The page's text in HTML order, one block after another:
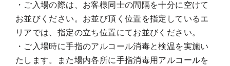
・ご入場の際は、お客様同士の間隔を十分に空けて
お並びください。お並び頂く位置を指定しているエ
リアでは、指定の立ち位置にてお並びください。
・ご入場時に手指のアルコール消毒と検温を実施い
たします。また場内各所に手指消毒用アルコールを